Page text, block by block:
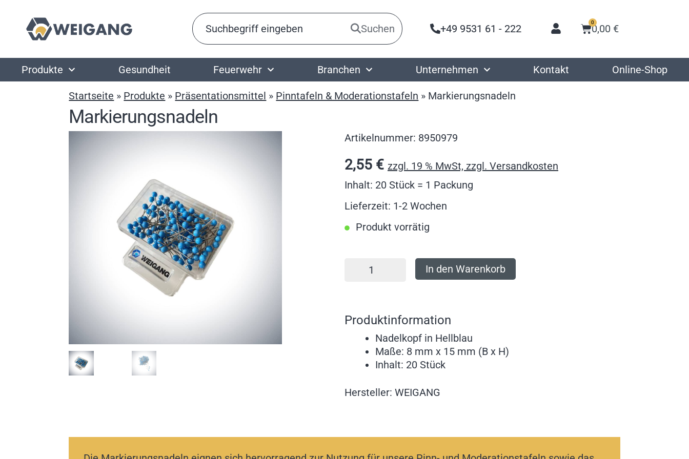
Suchen +49 9531 61 - 222 0,00 €
0
Produkte Gesundheit Feuerwehr Branchen Unternehmen Kontakt Online-Shop
Startseite » Produkte » Präsentationsmittel » Pinntafeln & Moderationstafeln » Markierungsnadeln
Markierungsnadeln
Artikelnummer: 8950979
2,55 € zzgl. 19 % MwSt, zzgl. Versandkosten
Inhalt: 20 Stück = 1 Packung
Lieferzeit: 1-2 Wochen
Produkt vorrätig
In den Warenkorb
Produktinformation
Nadelkopf in Hellblau
Maße: 8 mm x 15 mm (B x H)
Inhalt: 20 Stück
Hersteller: WEIGANG